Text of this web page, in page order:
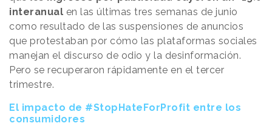
interanual en las últimas tres semanas de junio
como resultado de las suspensiones de anuncios
que protestaban por cómo las plataformas sociales
manejan el discurso de odio y la desinformación.
Pero se recuperaron rápidamente en el tercer
trimestre.
El impacto de #StopHateForProfit entre los
consumidores